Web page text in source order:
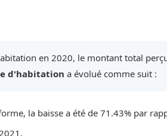
en 2020, le montant total
d'habitation a évolué comme suit :
la baisse a été de 71.43% par